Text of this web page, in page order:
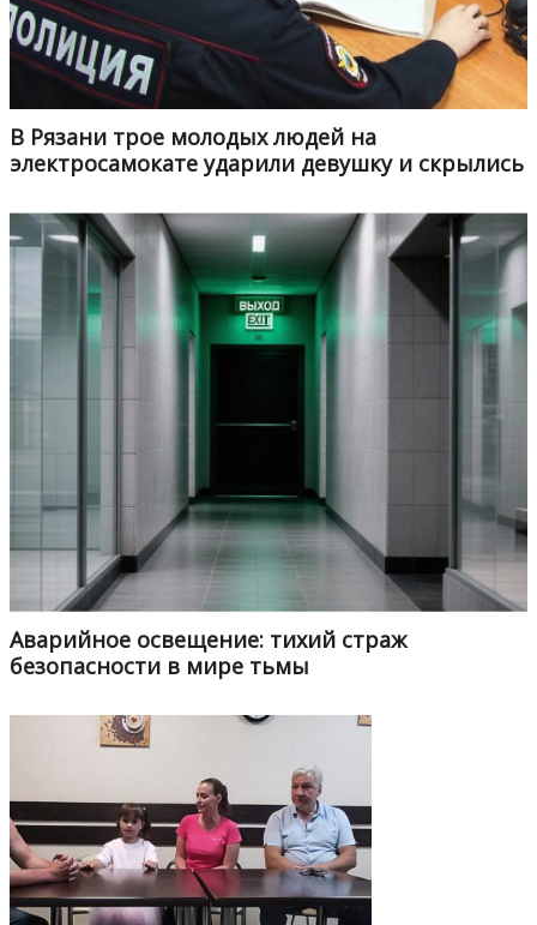
В Рязани трое молодых людей на
электросамокате ударили девушку и скрылись
Аварийное освещение: тихий страж
безопасности в мире тьмы